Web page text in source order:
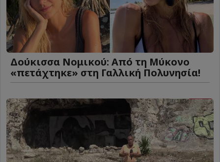
Δούκισσα Νομικού: Από τη Μύκονο
«πετάχτηκε» στη Γαλλική Πολυνησία!